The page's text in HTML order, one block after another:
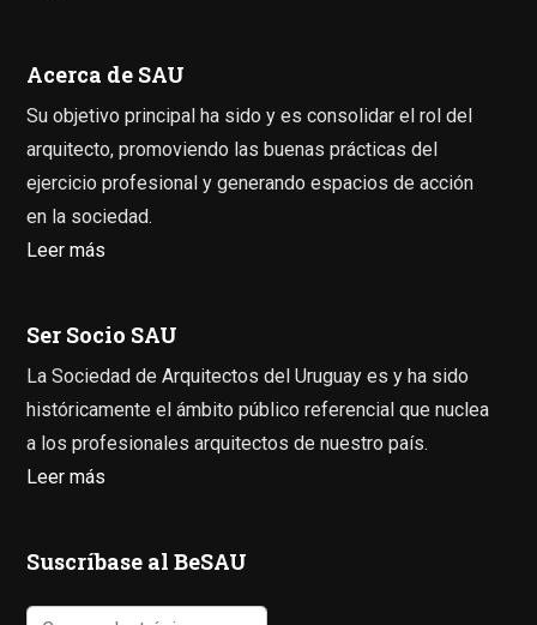
Acerca de SAU
Su objetivo principal ha sido y es consolidar el rol del
arquitecto, promoviendo las buenas prácticas del
ejercicio profesional y generando espacios de acción
en la sociedad.
Leer más
Ser Socio SAU
La Sociedad de Arquitectos del Uruguay es y ha sido
históricamente el ámbito público referencial que nuclea
a los profesionales arquitectos de nuestro país.
Leer más
Suscríbase al BeSAU